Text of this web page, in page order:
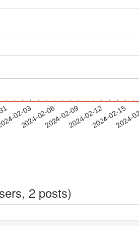
02-03
2024-02-062024-02-092024-02-122024-02-15
2024-
2 posts)